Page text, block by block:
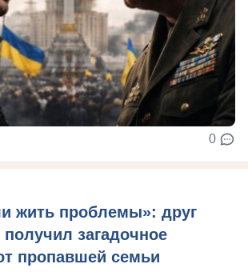
0
жить проблемы»: друг
загадочное
пропавшей семьи